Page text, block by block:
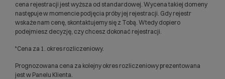
cena rejestracji jest wyższa od standardowej. Wycena takiej domeny
następuje w momencie podjęcia próby jej rejestracji. Gdy rejestr
wskaże nam cenę, skontaktujemy się z Tobą. Wtedy dopiero
podejmiesz decyzję, czy chcesz dokonać rejestracji.
*Cena za 1. okres rozliczeniowy.
Prognozowana cena za kolejny okres rozliczeniowy prezentowana
jest w Panelu Klienta.